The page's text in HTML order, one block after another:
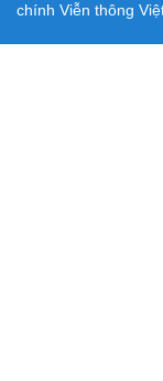
chính Viễn thông